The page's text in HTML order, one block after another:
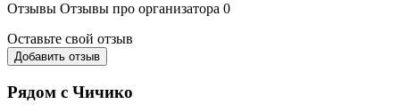
Отзывы Отзывы про организатора 0
Оставьте свой отзыв
Добавить отзыв
Рядом с Чичико